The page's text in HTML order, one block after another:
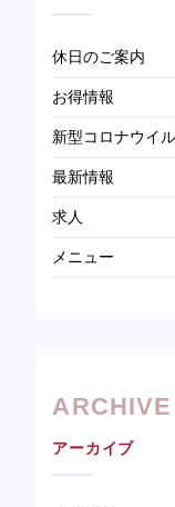
休日のご案内
お得情報
新型コロナウイ
最新情報
求人
メニュー
ARCHIVE
アーカイブ